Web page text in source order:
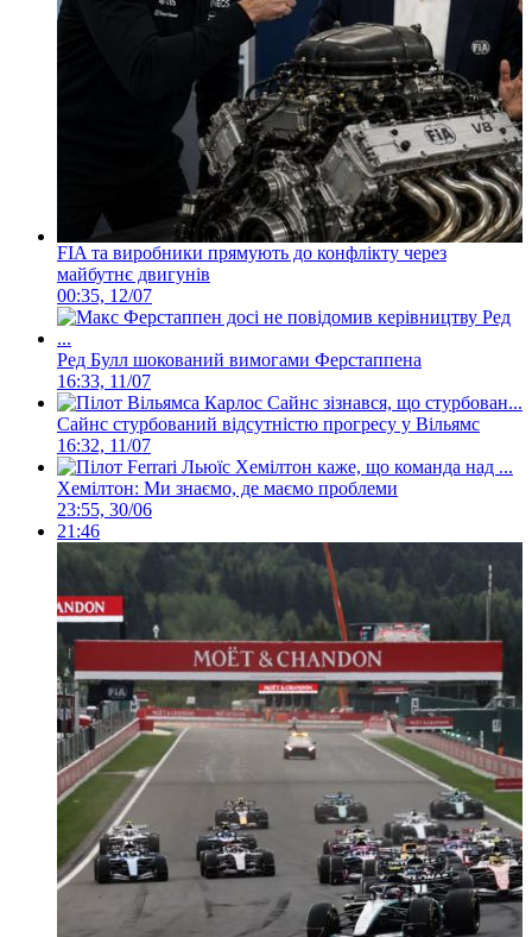
FIA та виробники прямують до конфлікту через
майбутнє двигунів
00:35, 12/07
Ред Булл шокований вимогами Ферстаппена
16:33, 11/07
Сайнс стурбований відсутністю прогресу у Вільямс
16:32, 11/07
Хемілтон: Ми знаємо, де маємо проблеми
23:55, 30/06
21:46